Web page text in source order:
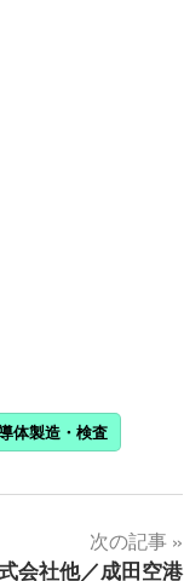
体製造・検査
次の記事
会社他／成田空港